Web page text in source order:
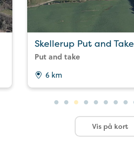
Skellerup Put and Take
Put and take
6 km
Vis på kort